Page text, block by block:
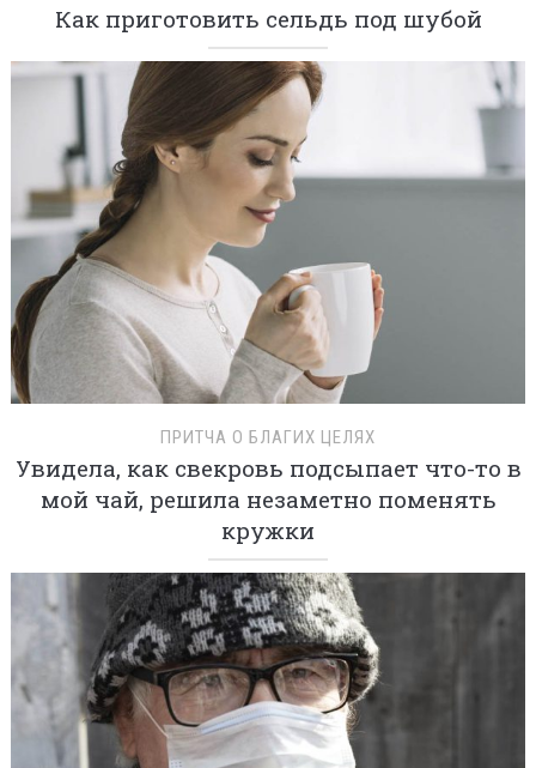
Как приготовить сельдь под шубой
ПРИТЧА О БЛАГИХ ЦЕЛЯХ
Увидела, как свекровь подсыпает что-то в
мой чай, решила незаметно поменять
кружки